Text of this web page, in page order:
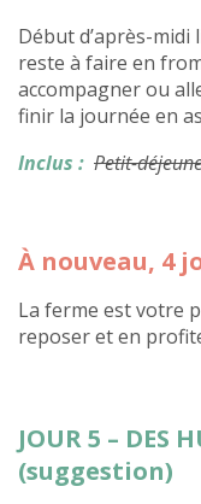
Début d’après-midi
reste à faire en
accompagner ou
finir la journée en
Inclus : Petit-
À nouveau, 4
La ferme est votre
reposer et en
JOUR 5 – DES
(suggestion)